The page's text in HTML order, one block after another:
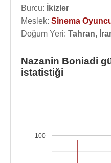
Burcu:
İkizler
Meslek: Sinema
Doğum Yeri: Tahran,
Nazanin Boniadi
istatistiği
100